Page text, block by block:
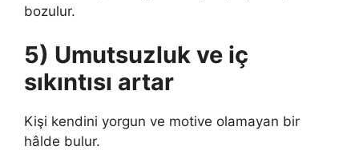
bozulur.
5) Umutsuzluk ve iç
sıkıntısı artar
Kişi kendini yorgun ve motive olamayan bir
hâlde bulur.